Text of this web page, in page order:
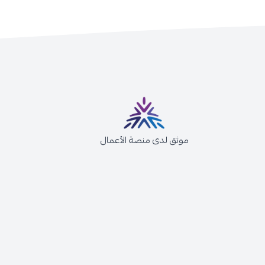
موثق لدى منصة الأعمال